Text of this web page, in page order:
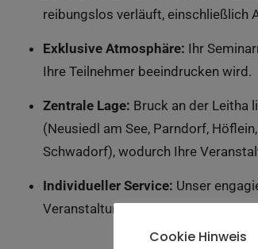
reibungslos verläuft, einschließlich
Exklusive Atmosphäre: Ihr
Ihre Teilnehmer beeindrucken wird.
Zentrale Lage: Bruck an der Leitha
(Neusiedl am See, Parndorf,
Schwadorf), wodurch Ihre
Individueller Service: Unser
Veranstaltung zur Seite.
Cookie Hinweis